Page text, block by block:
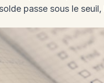
passe sous le